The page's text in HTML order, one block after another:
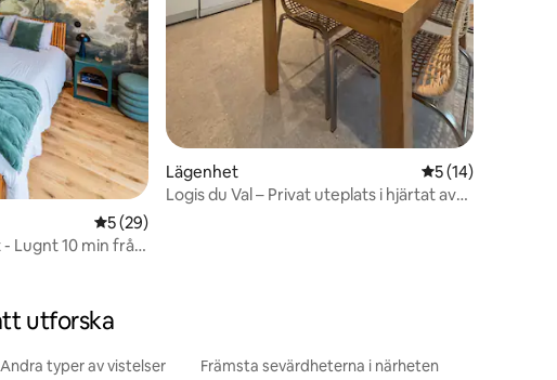
5 av 5 i genomsnittligt betyg, 29 omdömen
5 (29)
Lugnt 10 min från
Lägenhet 5 av 5 i
5 (14)
Logis du Val – Privat uteplats i hjärtat av
utforska
Andra typer av vistelser Främsta sevärdheterna i närheten